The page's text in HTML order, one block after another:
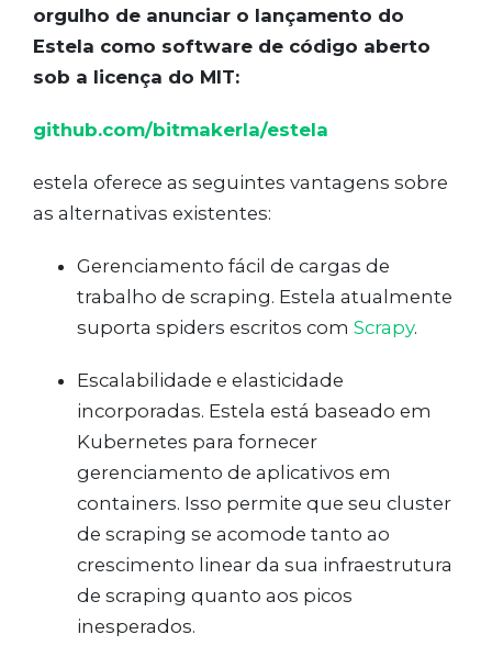
orgulho de anunciar o lançamento do
Estela como software de código aberto
sob a licença do MIT:
github.com/bitmakerla/estela
estela oferece as seguintes vantagens sobre
as alternativas existentes:
Gerenciamento fácil de cargas de
trabalho de scraping. Estela atualmente
suporta spiders escritos com Scrapy.
Escalabilidade e elasticidade
incorporadas. Estela está baseado em
Kubernetes para fornecer
gerenciamento de aplicativos em
containers. Isso permite que seu cluster
de scraping se acomode tanto ao
crescimento linear da sua infraestrutura
de scraping quanto aos picos
inesperados.